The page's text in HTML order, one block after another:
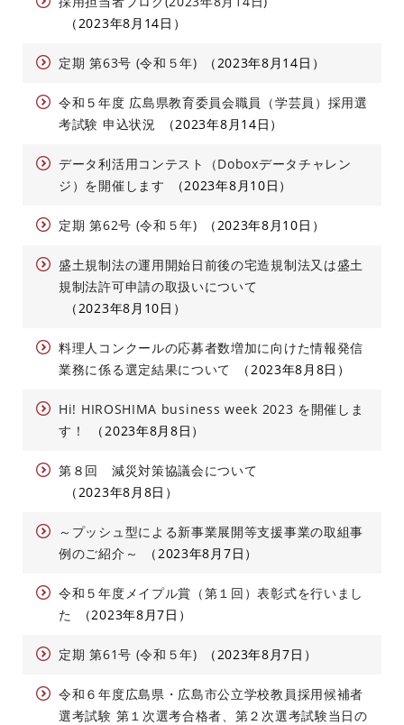
2023年8月14日
定期 第63号 (令和５年) 2023年8月14日
令和５年度 広島県教育委員会職員（学芸員）採用選
考試験 申込状況
2023年8月14日
データ利活用コンテスト（Doboxデータチャレン
ジ）を開催します
2023年8月10日
定期 第62号 (令和５年) 2023年8月10日
盛土規制法の運用開始日前後の宅造規制法又は盛土
規制法許可申請の取扱いについて
2023年8月10日
料理人コンクールの応募者数増加に向けた情報発信
業務に係る選定結果について
2023年8月8日
Hi! HIROSHIMA business week 2023 を開催しま
す！
2023年8月8日
第８回 減災対策協議会について
2023年8月8日
～プッシュ型による新事業展開等支援事業の取組事
例のご紹介～
2023年8月7日
令和５年度メイプル賞（第１回）表彰式を行いまし
た
2023年8月7日
定期 第61号 (令和５年) 2023年8月7日
令和６年度広島県・広島市公立学校教員採用候補者
選考試験 第１次選考合格者、第２次選考試験当日の